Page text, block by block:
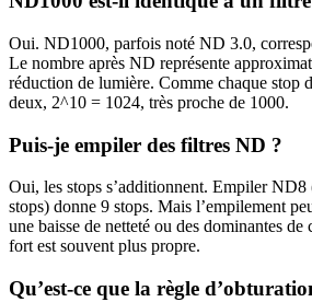
Oui. ND1000, parfois noté ND 3.0,
Le nombre après ND représente
réduction de lumière. Comme chaque stop
deux, 2^10 = 1024, très proche de 1000.
Puis-je empiler des filtres ND ?
Oui, les stops s’additionnent. Empiler
stops) donne 9 stops. Mais l’empilement
une baisse de netteté ou des dominantes
fort est souvent plus propre.
Qu’est-ce que la règle